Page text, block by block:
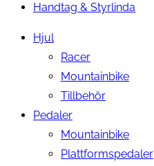
Handtag & Styrlinda
Hjul
Racer
Mountainbike
Tillbehör
Pedaler
Mountainbike
Plattformspedaler